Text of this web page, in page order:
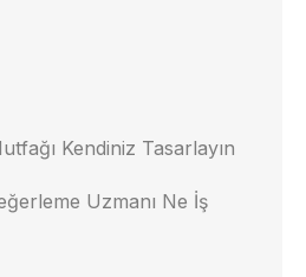
Kendiniz Tasarlayın
Uzmanı Ne İş